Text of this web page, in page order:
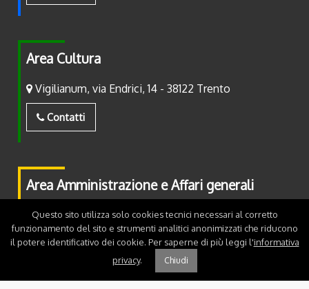
Area Cultura
Vigilianum, via Endrici, 14 - 38122 Trento
Contatti
Area Amministrazione e Affari generali
Piazza Fiera, 2 - 38122 Trento
Contatti
Questo sito utilizza solo cookies tecnici necessari al corretto
funzionamento del sito e strumenti analitici anonimizzati che riducono
il potere identificativo dei cookie. Per saperne di più leggi l'informativa
privacy. Chiudi